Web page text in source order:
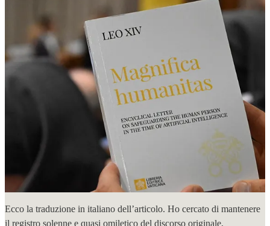
Ecco la traduzione in italiano dell’articolo. Ho cercato di mantenere
il registro solenne e quasi omiletico del discorso originale,